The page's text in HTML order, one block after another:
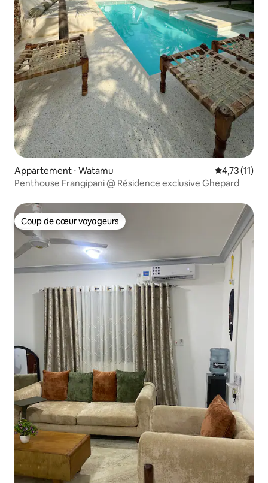
Appartement ⋅ Watamu Évaluation
4,73 (11)
Penthouse Frangipani @ Résidence exclusive Ghepard
Coup de cœur voyageurs
Coup de cœur voyageurs